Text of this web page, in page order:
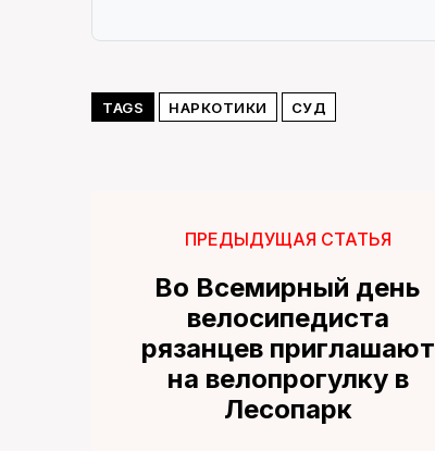
TAGS НАРКОТИКИ СУД
ПРЕДЫДУЩАЯ СТАТЬЯ
Во Всемирный день
велосипедиста
рязанцев приглашают
на велопрогулку в
Лесопарк